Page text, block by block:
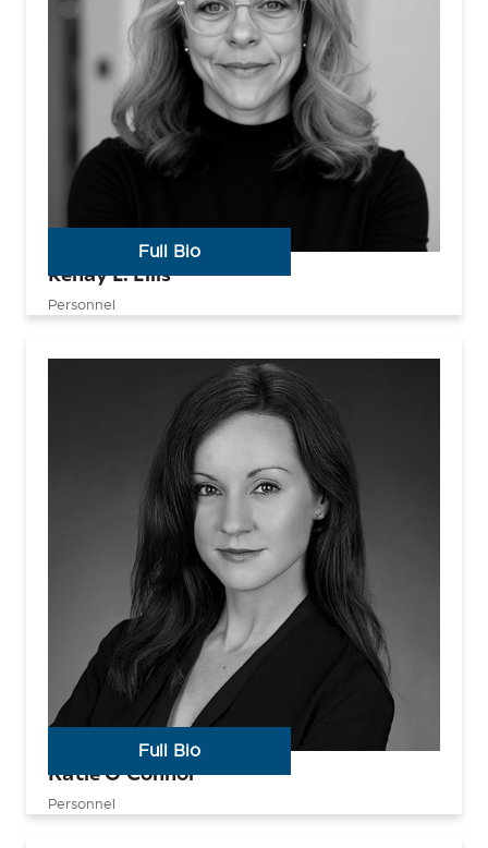
Renay L. Ellis
Personnel
Full Bio
Katie O’Connor
Personnel
Full Bio